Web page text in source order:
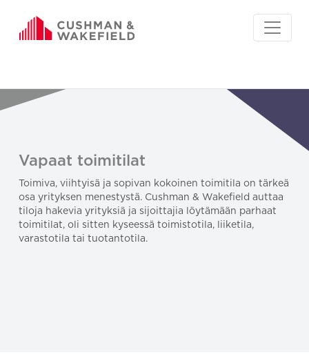
Vapaat toimitilat
Toimiva, viihtyisä ja sopivan kokoinen toimitila on tärkeä
osa yrityksen menestystä. Cushman & Wakefield auttaa
tiloja hakevia yrityksiä ja sijoittajia löytämään parhaat
toimitilat, oli sitten kyseessä toimistotila, liiketila,
varastotila tai tuotantotila.